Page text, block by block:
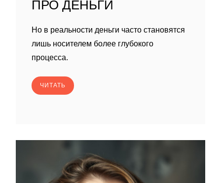
ПРО ДЕНЬГИ
Но в реальности деньги часто становятся
лишь носителем более глубокого
процесса.
ЧИТАТЬ